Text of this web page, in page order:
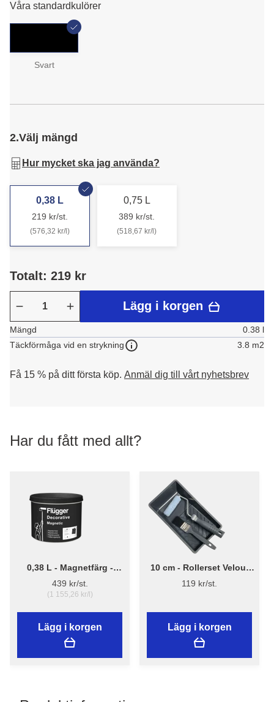
Våra standardkulörer
Svart
2.Välj mängd
Hur mycket ska jag använda?
0,38 L
219 kr/st.
(576,32 kr/l)
0,75 L
389 kr/st.
(518,67 kr/l)
Totalt: 219 kr
Lägg i korgen
Mängd
0.38 l
Täckförmåga vid en strykning
3.8 m2
Få 15 % på ditt första köp. Anmäl dig till vårt nyhetsbrev
Har du fått med allt?
0,38 L - Magnetfärg -
Flügger Decorative
Magnetic
439 kr/st.
(1 155,26 kr/l)
Lägg i korgen
10 cm - Rollerset Velour
fine Quick
119 kr/st.
Lägg i korgen